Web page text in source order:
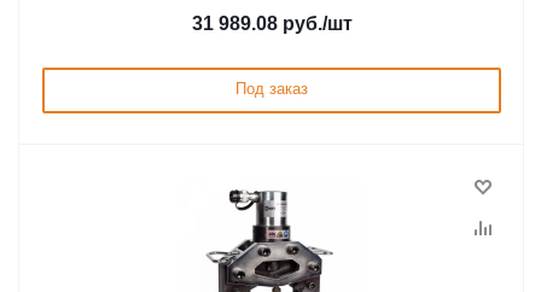
31 989.08руб./шт
Под заказ